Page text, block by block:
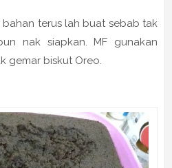
bahan terus lah buat sebab tak
nak siapkan. MF gunakan
gemar biskut Oreo.